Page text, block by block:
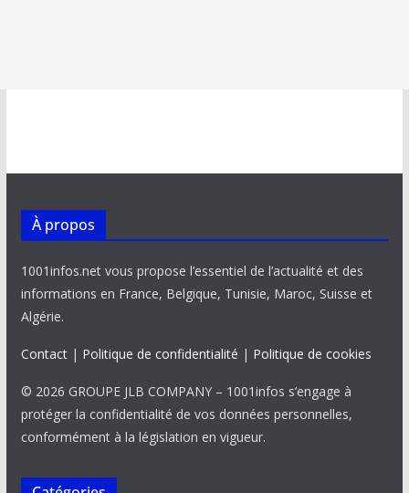
À propos
1001infos.net vous propose l’essentiel de l’actualité et des
informations en France, Belgique, Tunisie, Maroc, Suisse et
Algérie.
Contact| Politique de confidentialité | Politique de cookies
© 2026 GROUPE JLB COMPANY – 1001infos s’engage à
protéger la confidentialité de vos données personnelles,
conformément à la législation en vigueur.